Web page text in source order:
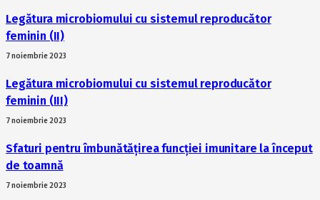
Legătura microbiomului cu sistemul reproducător
feminin (II)
7 noiembrie 2023
Legătura microbiomului cu sistemul reproducător
feminin (III)
7 noiembrie 2023
Sfaturi pentru îmbunătățirea funcției imunitare la început
de toamnă
7 noiembrie 2023